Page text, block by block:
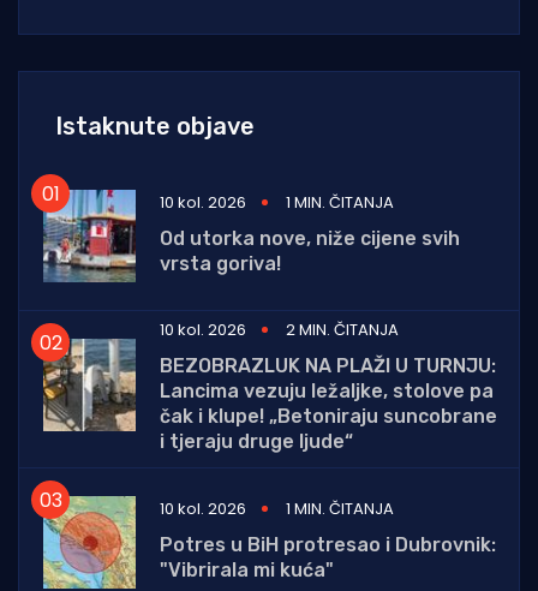
Istaknute objave
10 kol. 2026
1 MIN. ČITANJA
Od utorka nove, niže cijene svih
vrsta goriva!
10 kol. 2026
2 MIN. ČITANJA
BEZOBRAZLUK NA PLAŽI U TURNJU:
Lancima vezuju ležaljke, stolove pa
čak i klupe! „Betoniraju suncobrane
i tjeraju druge ljude“
10 kol. 2026
1 MIN. ČITANJA
Potres u BiH protresao i Dubrovnik:
"Vibrirala mi kuća"